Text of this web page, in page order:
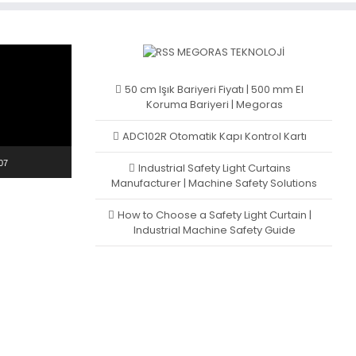
MEGORAS TEKNOLOJI
50 cm Işık Bariyeri Fiyatı | 500 mm El
Koruma Bariyeri | Megoras
ADC102R Otomatik Kapı Kontrol Kartı
Industrial Safety Light Curtains
Manufacturer | Machine Safety Solutions
How to Choose a Safety Light Curtain |
Industrial Machine Safety Guide